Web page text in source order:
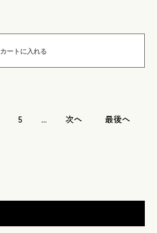
カートに入れる
5 ... 次へ 最後へ